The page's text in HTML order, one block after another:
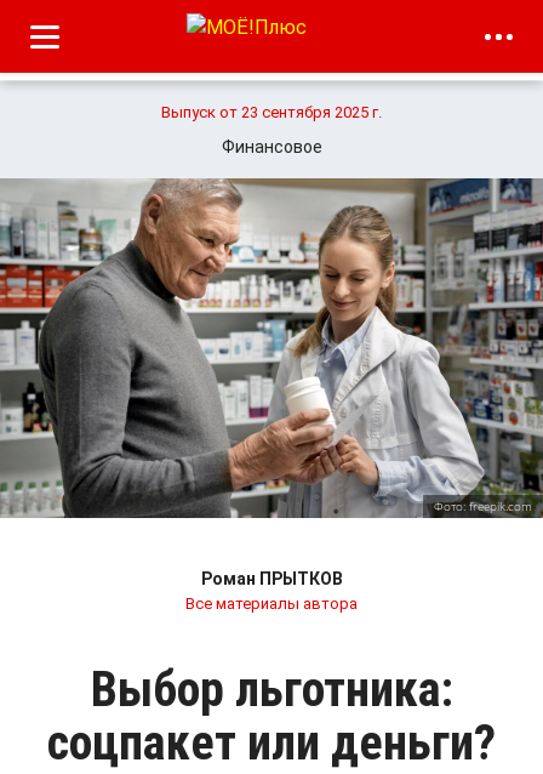
Выпуск от 23 сентября 2025 г.
Финансовое
Фото: freepik.com
Роман ПРЫТКОВ
Все материалы автора
Выбор льготника:
соцпакет или деньги?